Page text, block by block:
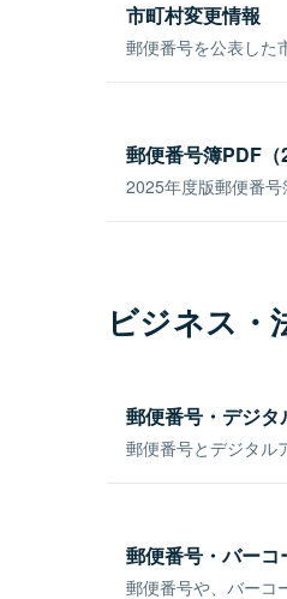
市町村変更情報
郵便番号を公表した
郵便番号簿PDF（
2025年度版郵便番号
ビジネス・
郵便番号・デジ
郵便番号とデジタル
郵便番号・バー
郵便番号や、バーコ